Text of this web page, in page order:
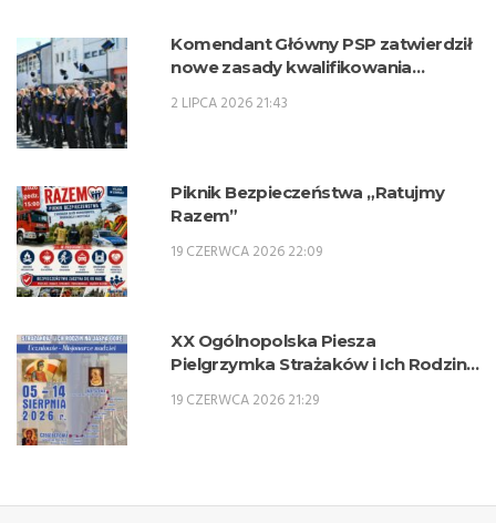
Komendant Główny PSP zatwierdził
nowe zasady kwalifikowania
zawodowe w zawodzie technik
2 LIPCA 2026 21:43
Piknik Bezpieczeństwa „Ratujmy
Razem”
19 CZERWCA 2026 22:09
XX Ogólnopolska Piesza
Pielgrzymka Strażaków i Ich Rodzin
19 CZERWCA 2026 21:29